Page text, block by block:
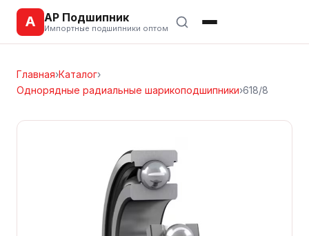
А АР Подшипник
Импортные подшипники оптом
Главная›Каталог›
Однорядные радиальные шарикоподшипники›618/8